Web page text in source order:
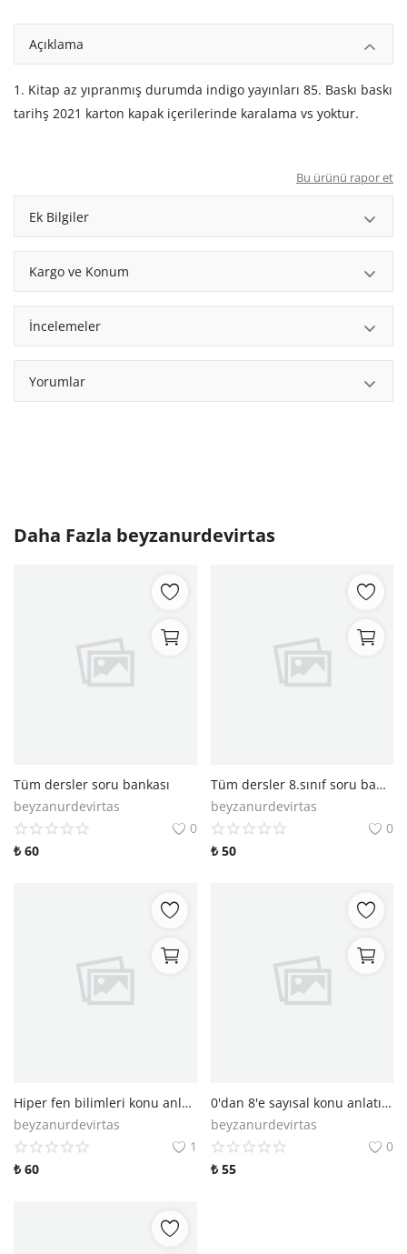
Açıklama
1. Kitap az yıpranmış durumda indigo yayınları 85. Baskı baskı
tarihş 2021 karton kapak içerilerinde karalama vs yoktur.
Bu ürünü rapor et
Ek Bilgiler
Kargo ve Konum
İncelemeler
Yorumlar
Daha Fazla beyzanurdevirtas
Tüm dersler soru bankası
beyzanurdevirtas
0
₺ 60
Tüm dersler 8.sınıf soru bankası
beyzanurdevirtas
0
₺50
Hiper fen bilimleri konu anlatımlı soru bankası
beyzanurdevirtas
1
₺ 60
0'dan 8'e sayısal konu anlatımlı soru bankası
beyzanurdevirtas
0
₺55